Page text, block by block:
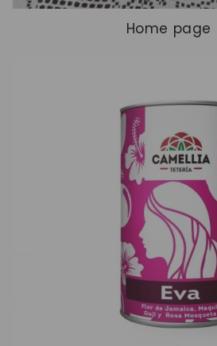
Home page